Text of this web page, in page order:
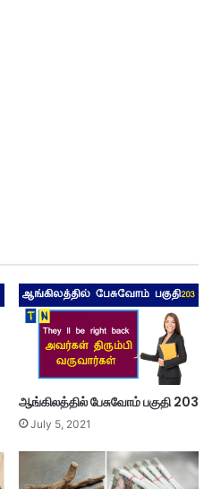
ஆங்கிலத்தில் பேசுவோம் பகுதி 203
July 5, 2021